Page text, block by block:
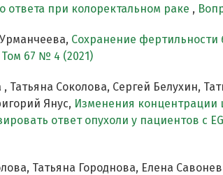
при колоректальном раке ,
Сохранение
67 № 4 (2021)
Соколова, Сергей Белухин,
Янус, Изменения концентрации
ответ опухоли у пациентов с
Татьяна Городнова, Елена